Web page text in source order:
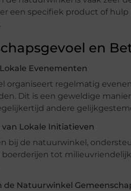
een specifiek product of
en
Evenementen
organiseert regelmatig
Dit is een geweldige
andere
Lokale Initiatieven
bij de natuurwinkel,
boerderijen tot
de Natuurwinkel